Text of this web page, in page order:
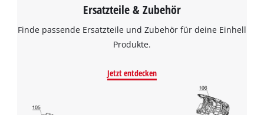
Ersatzteile & Zubehör
Finde passende Ersatzteile und Zubehör für deine Einhell
Produkte.
Jetzt entdecken